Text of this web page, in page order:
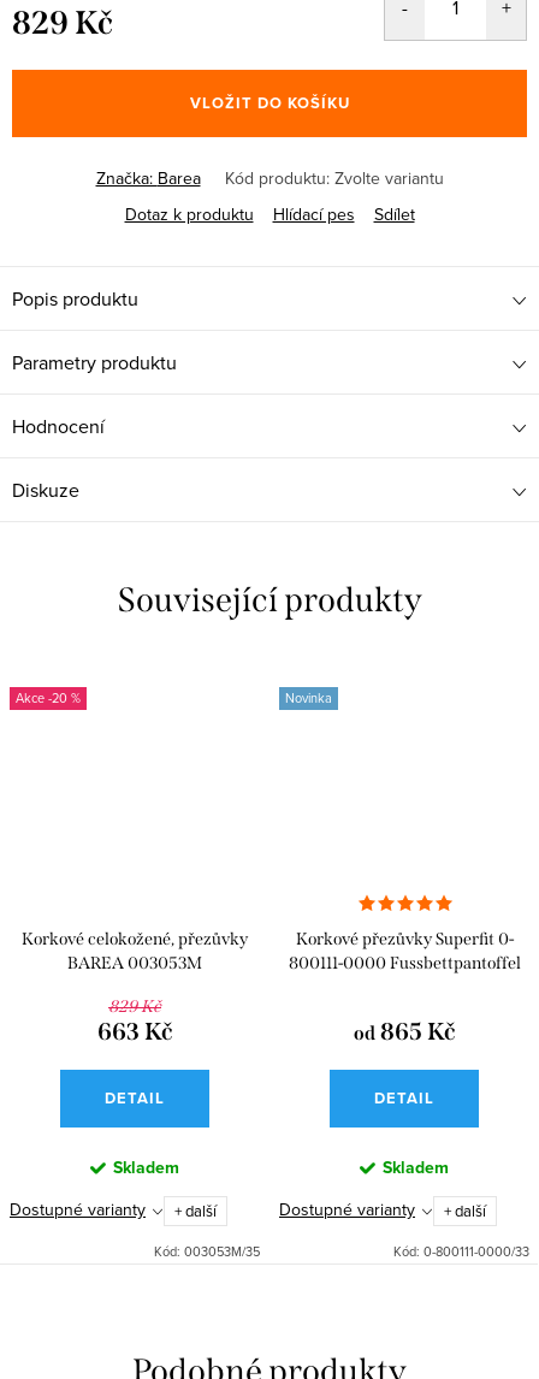
829 Kč
cena:
VLOŽIT DO KOŠÍKU
Značka: Barea Kód produktu: Zvolte variantu
Dotaz k produktu
Hlídací pes Sdílet
Popis produktu
Parametry produktu
Hodnocení
Diskuze
Související produkty
-20 %
Korkové celokožené, přezůvky
BAREA 003053M
829 Kč
663 Kč
DETAIL
Skladem
Dostupné varianty
+ další
Kód: 003053M/35
Novinka
Korkové přezůvky Superfit 0-
800111-0000 Fussbettpantoffel
od865 Kč
DETAIL
Skladem
Dostupné varianty
+ další
Kód: 0-800111-0000/33